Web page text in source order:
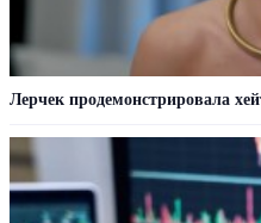
Лерчек продемонстрировала